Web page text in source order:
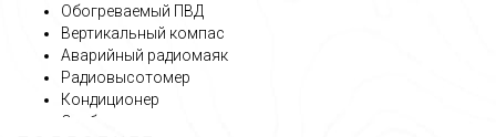
Обогреваемый ПВД
Вертикальный компас
Аварийный радиомаяк
Радиовысотомер
Кондиционер
Скоба для огнетушителя